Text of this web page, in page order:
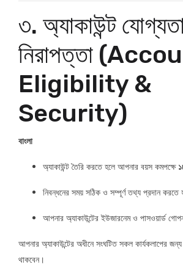
৩. অ্যাকাউন্ট
নিরাপত্তা
Eligibility &
Security)
বাংলা
অ্যাকাউন্ট তৈরি করতে হলে আপনার বয়স কমপক্ষে
নিবন্ধনের সময় সঠিক ও সম্পূর্ণ তথ্য প্রদান করতে
আপনার অ্যাকাউন্টের ইউজারনেম ও পাসওয়ার্ড
আপনার অ্যাকাউন্টের অধীনে সংঘটিত সকল কার্যকলাপের
থাকবেন।